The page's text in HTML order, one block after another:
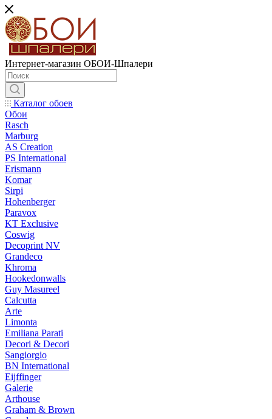
Интернет-магазин ОБОИ-Шпалери
Каталог обоев
Обои
Rasch
Marburg
AS Creation
PS International
Erismann
Komar
Sirpi
Hohenberger
Paravox
KT Exclusive
Coswig
Decoprint NV
Grandeco
Khroma
Hookedonwalls
Guy Masureel
Calcutta
Arte
Limonta
Emiliana Parati
Decori & Decori
Sangiorgio
BN International
Eijffinger
Galerie
Arthouse
Graham & Brown